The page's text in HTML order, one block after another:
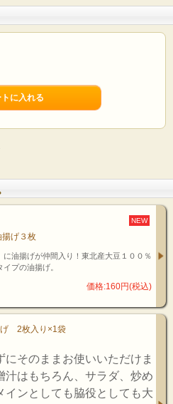
即食OKだから、料理の幅
100％使用。北の大地で育ま
今までの油揚げにはなかった
食べられない」といった油揚
ダ」など、新しいレシピに
NEW
揚げ３枚
に油揚げが仲間入り！東北産大豆１００％
プの油揚げ。
価格:160円(税込)
げ 2枚入り×1袋
にそのままお使いいただけま
汁はもちろん、サラダ、炒め
インとしても脇役としても大